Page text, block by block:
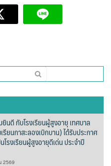
@Pua
นดี กับโรงเรียนผู้สูงอายุ เทศบาล
รียนกาสะลองเบิกบาน) ได้รับประกาศ
รงเรียนผู้สูงอายุดีเด่น ประจำปี
2569